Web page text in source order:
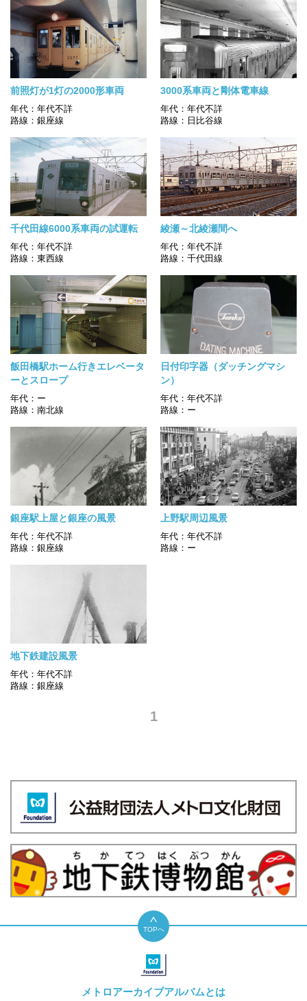
前照灯が1灯の2000形車両
年代：年代不詳
路線：銀座線
3000系車両と剛体電車線
年代：年代不詳
路線：日比谷線
千代田線6000系車両の試運転
年代：年代不詳
路線：東西線
綾瀬～北綾瀬間へ
年代：年代不詳
路線：千代田線
飯田橋駅ホーム行きエレベータ
ーとスロープ
年代：ー
路線：南北線
日付印字器（ダッチングマシ
ン）
年代：年代不詳
路線：ー
銀座駅上屋と銀座の風景
年代：年代不詳
路線：銀座線
上野駅周辺風景
年代：年代不詳
路線：ー
地下鉄建設風景
年代：年代不詳
路線：銀座線
1
TOPへ
メトロアーカイブアルバムとは